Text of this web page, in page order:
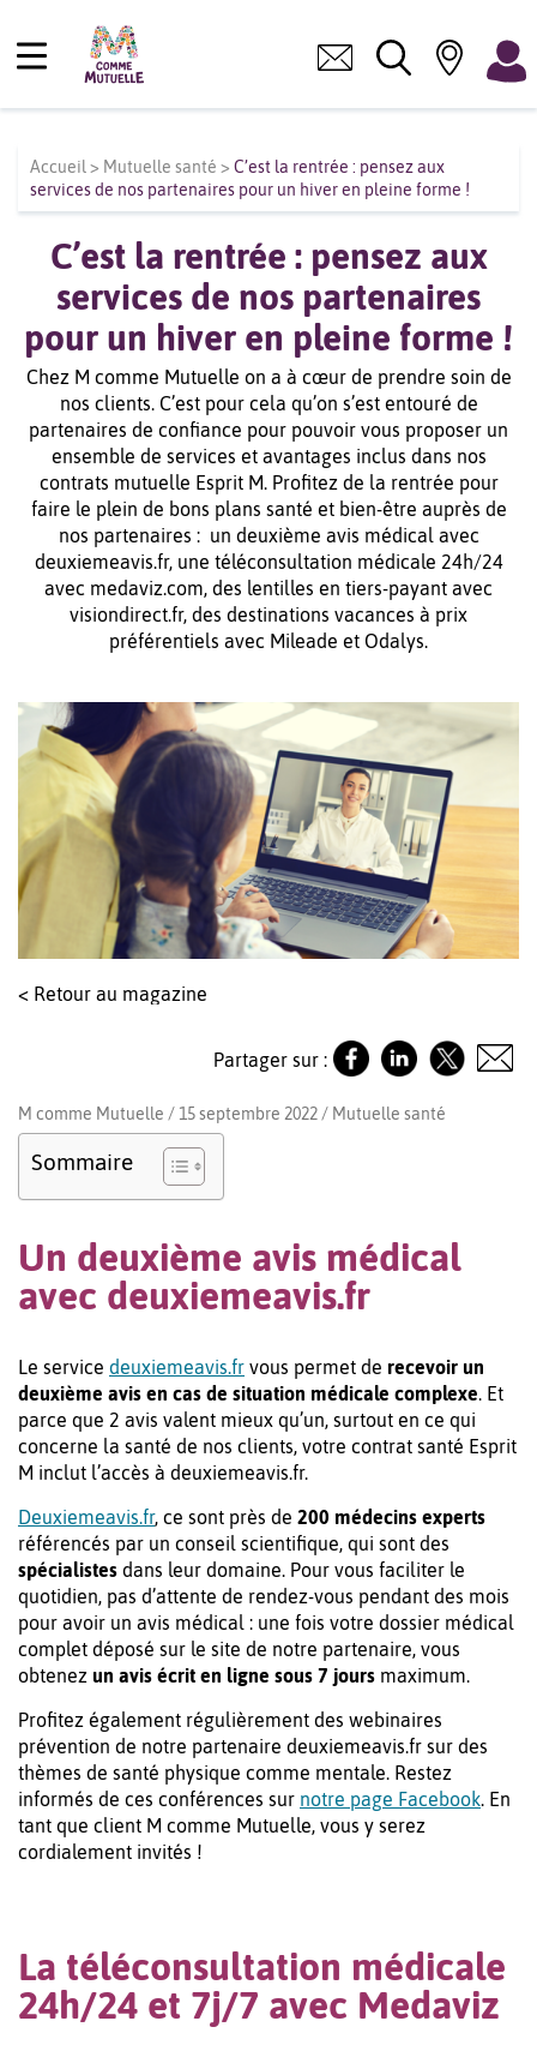
Accueil > Mutuelle santé > C’est la rentrée : pensez aux
services de nos partenaires pour un hiver en pleine forme !
C’est la rentrée : pensez aux
services de nos partenaires
pour un hiver en pleine forme !
Chez M comme Mutuelle on a à cœur de prendre soin de
nos clients. C’est pour cela qu’on s’est entouré de
partenaires de confiance pour pouvoir vous proposer un
ensemble de services et avantages inclus dans nos
contrats mutuelle Esprit M. Profitez de la rentrée pour
faire le plein de bons plans santé et bien-être auprès de
nos partenaires : un deuxième avis médical avec
deuxiemeavis.fr, une téléconsultation médicale 24h/24
avec medaviz.com, des lentilles en tiers-payant avec
visiondirect.fr, des destinations vacances à prix
préférentiels avec Mileade et Odalys.
< Retour au magazine
Partager sur :
M comme Mutuelle / 15 septembre 2022 / Mutuelle santé
Sommaire
Un deuxième avis médical
avec deuxiemeavis.fr
Le service deuxiemeavis.fr vous permet de recevoir un
deuxième avis en cas de situation médicale complexe . Et
parce que 2 avis valent mieux qu’un, surtout en ce qui
concerne la santé de nos clients, votre contrat santé Esprit
M inclut l’accès à deuxiemeavis.fr.
Deuxiemeavis.fr, ce sont près de 200 médecins experts
référencés par un conseil scientifique, qui sont des
spécialistes dans leur domaine. Pour vous faciliter le
quotidien, pas d’attente de rendez-vous pendant des mois
pour avoir un avis médical : une fois votre dossier médical
complet déposé sur le site de notre partenaire, vous
obtenez un avis écrit en ligne sous 7 jours maximum.
Profitez également régulièrement des webinaires
prévention de notre partenaire deuxiemeavis.fr sur des
thèmes de santé physique comme mentale. Restez
informés de ces conférences sur notre page Facebook . En
tant que client M comme Mutuelle, vous y serez
cordialement invités !
La téléconsultation médicale
24h/24 et 7j/7 avec Medaviz